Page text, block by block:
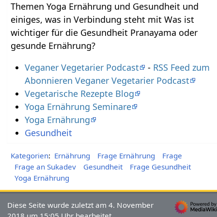
Themen Yoga Ernährung und Gesundheit und
einiges, was in Verbindung steht mit Was ist
wichtiger für die Gesundheit Pranayama oder
gesunde Ernährung?
Veganer Vegetarier Podcast
- RSS Feed zum
Abonnieren Veganer Vegetarier Podcast
Vegetarische Rezepte Blog
Yoga Ernährung Seminare
Yoga Ernährung
Gesundheit
Kategorien: Ernährung Frage Ernährung
Frage
Frage an Sukadev
Gesundheit
Frage Gesundheit
Yoga Ernährung
Diese Seite wurde zuletzt am 4. November